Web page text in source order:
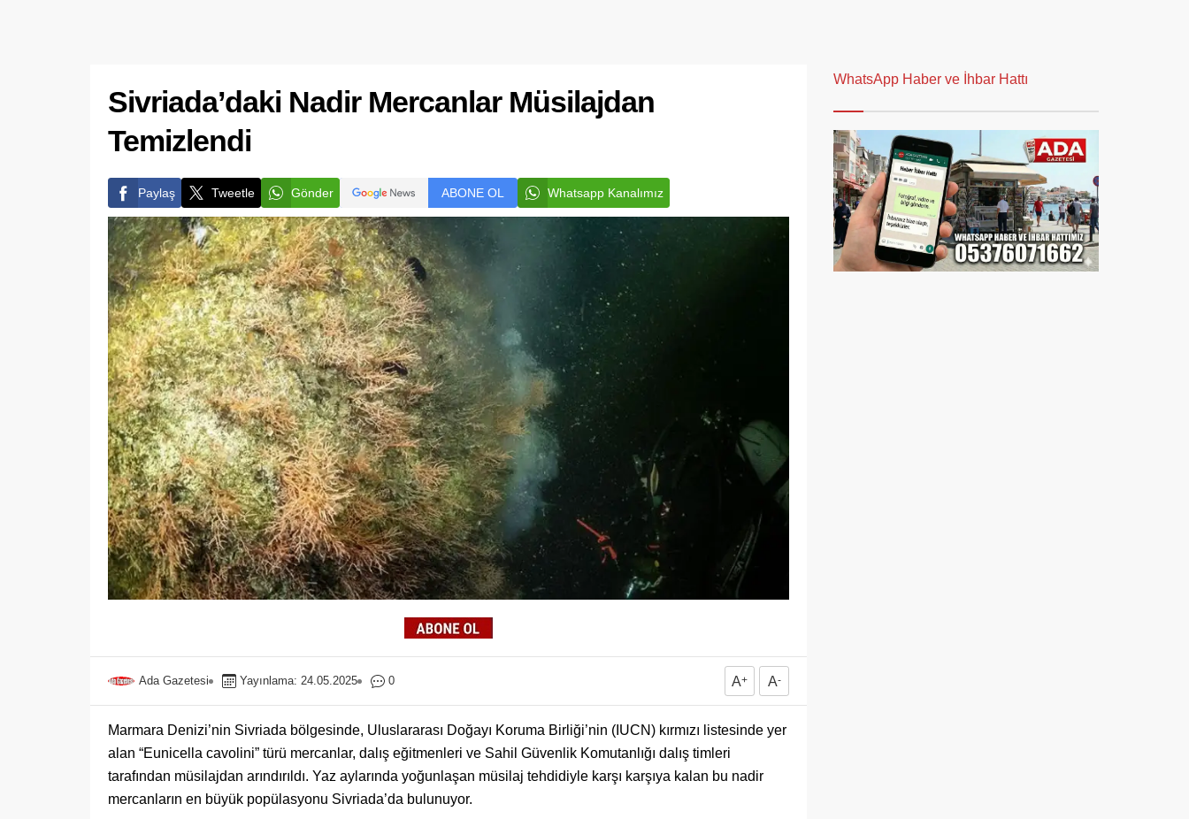
Sivriada’daki Nadir Mercanlar Müsilajdan
Temizlendi
Paylaş Tweetle Gönder ABONE OL Whatsapp Kanalımız
Ada Gazetesi Yayınlama: 24.05.2025 0 A+ A-
Marmara Denizi’nin Sivriada bölgesinde, Uluslararası Doğayı Koruma Birliği’nin (IUCN) kırmızı listesinde yer
alan “Eunicella cavolini” türü mercanlar, dalış eğitmenleri ve Sahil Güvenlik Komutanlığı dalış timleri
tarafından müsilajdan arındırıldı. Yaz aylarında yoğunlaşan müsilaj tehdidiyle karşı karşıya kalan bu nadir
mercanların en büyük popülasyonu Sivriada’da bulunuyor.
WhatsApp Haber ve İhbar Hattı